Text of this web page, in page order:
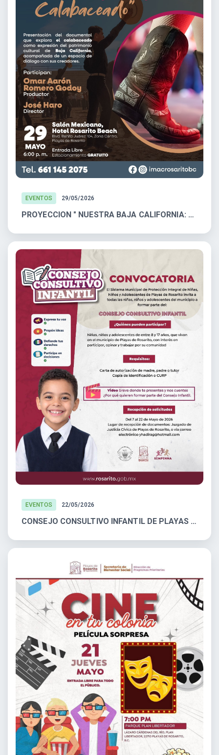
EVENTOS 29/05/2026
PROYECCION " NUESTRA BAJA CALIFORNIA: CALABACEADO"
EVENTOS 22/05/2026
CONSEJO CONSULTIVO INFANTIL DE PLAYAS DE ROSARITO